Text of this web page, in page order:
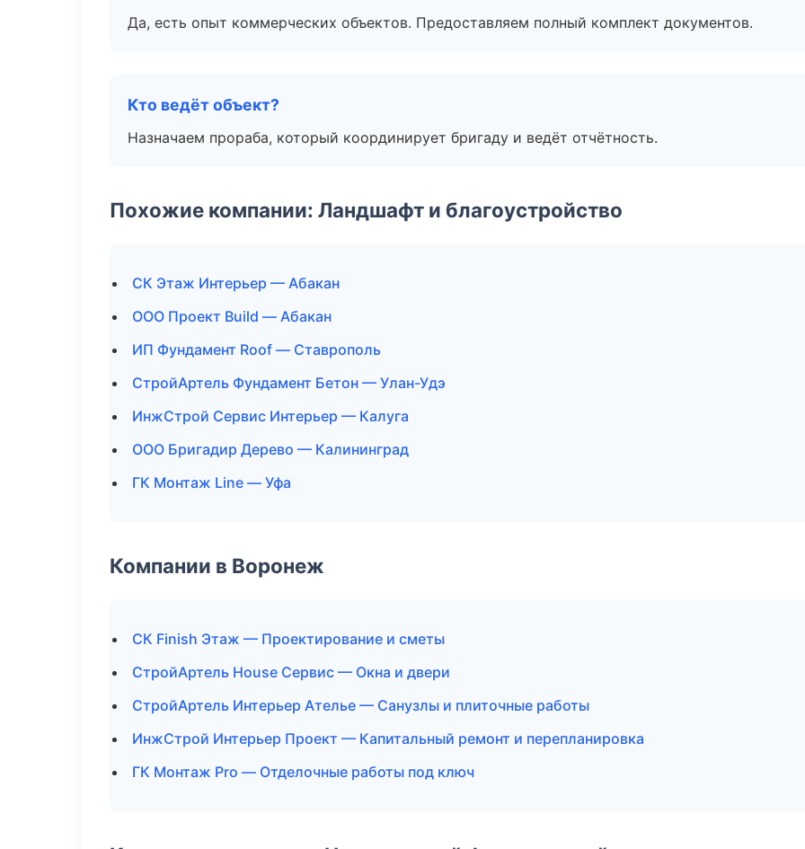
Да, есть опыт коммерческих объектов. Предоставляем полный комплект документов.
Кто ведёт объект?
Назначаем прораба, который координирует бригаду и ведёт отчётность.
Похожие компании: Ландшафт и благоустройство
СК Этаж Интерьер — Абакан
ООО Проект Build — Абакан
ИП Фундамент Roof — Ставрополь
СтройАртель Фундамент Бетон — Улан-Удэ
ИнжСтрой Сервис Интерьер — Калуга
ООО Бригадир Дерево — Калининград
ГК Монтаж Line — Уфа
Компании в Воронеж
СК Finish Этаж — Проектирование и сметы
СтройАртель House Сервис — Окна и двери
СтройАртель Интерьер Ателье — Санузлы и плиточные работы
ИнжСтрой Интерьер Проект — Капитальный ремонт и перепланировка
ГК Монтаж Pro — Отделочные работы под ключ